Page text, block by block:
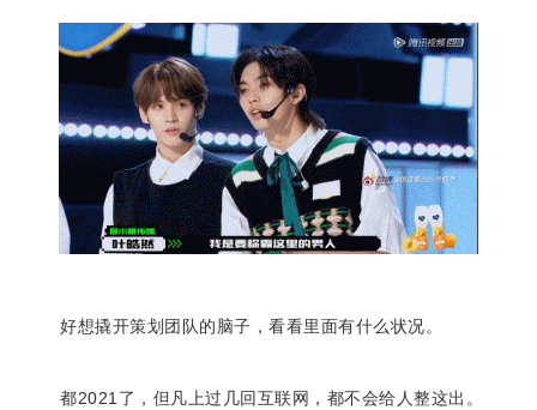
好想撬开策划团队的脑子，看看里面有什么状况。
都2021了，但凡上过几回互联网，都不会给人整这出。